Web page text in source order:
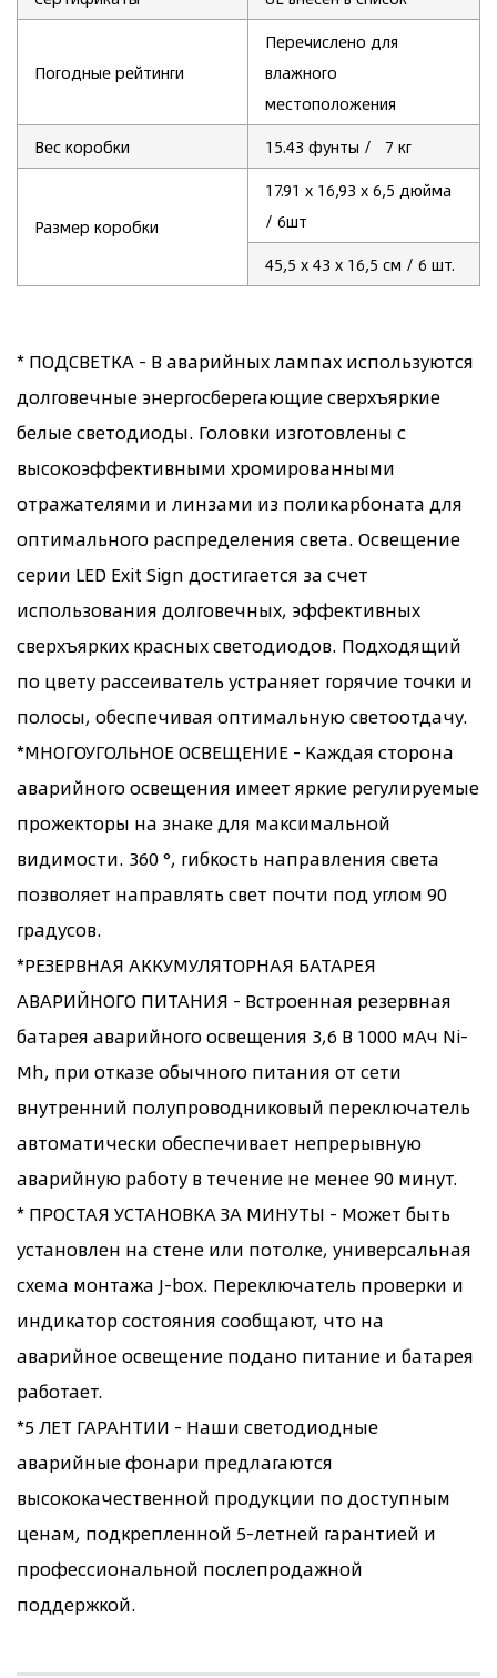
Погодные рейтинги
Перечислено для
влажного
местоположения
Вес коробки
15.43 фунты / 7 кг
Размер коробки
17.91 х 16,93 х 6,5 дюйма
/ 6шт
45,5 х 43 х 16,5 см / 6 шт.
* ПОДСВЕТКА - В аварийных лампах используются
долговечные энергосберегающие сверхъяркие
белые светодиоды. Головки изготовлены с
высокоэффективными хромированными
отражателями и линзами из поликарбоната для
оптимального распределения света. Освещение
серии LED Exit Sign достигается за счет
использования долговечных, эффективных
сверхъярких красных светодиодов. Подходящий
по цвету рассеиватель устраняет горячие точки и
полосы, обеспечивая оптимальную светоотдачу.
*МНОГОУГОЛЬНОЕ ОСВЕЩЕНИЕ - Каждая сторона
аварийного освещения имеет яркие регулируемые
прожекторы на знаке для максимальной
видимости. 360 °, гибкость направления света
позволяет направлять свет почти под углом 90
градусов.
*РЕЗЕРВНАЯ АККУМУЛЯТОРНАЯ БАТАРЕЯ
АВАРИЙНОГО ПИТАНИЯ - Встроенная резервная
батарея аварийного освещения 3,6 В 1000 мАч Ni-
Mh, при отказе обычного питания от сети
внутренний полупроводниковый переключатель
автоматически обеспечивает непрерывную
аварийную работу в течение не менее 90 минут.
* ПРОСТАЯ УСТАНОВКА ЗА МИНУТЫ - Может быть
установлен на стене или потолке, универсальная
схема монтажа J-box. Переключатель проверки и
индикатор состояния сообщают, что на
аварийное освещение подано питание и батарея
работает.
*5 ЛЕТ ГАРАНТИИ - Наши светодиодные
аварийные фонари предлагаются
высококачественной продукции по доступным
ценам, подкрепленной 5-летней гарантией и
профессиональной послепродажной
поддержкой.